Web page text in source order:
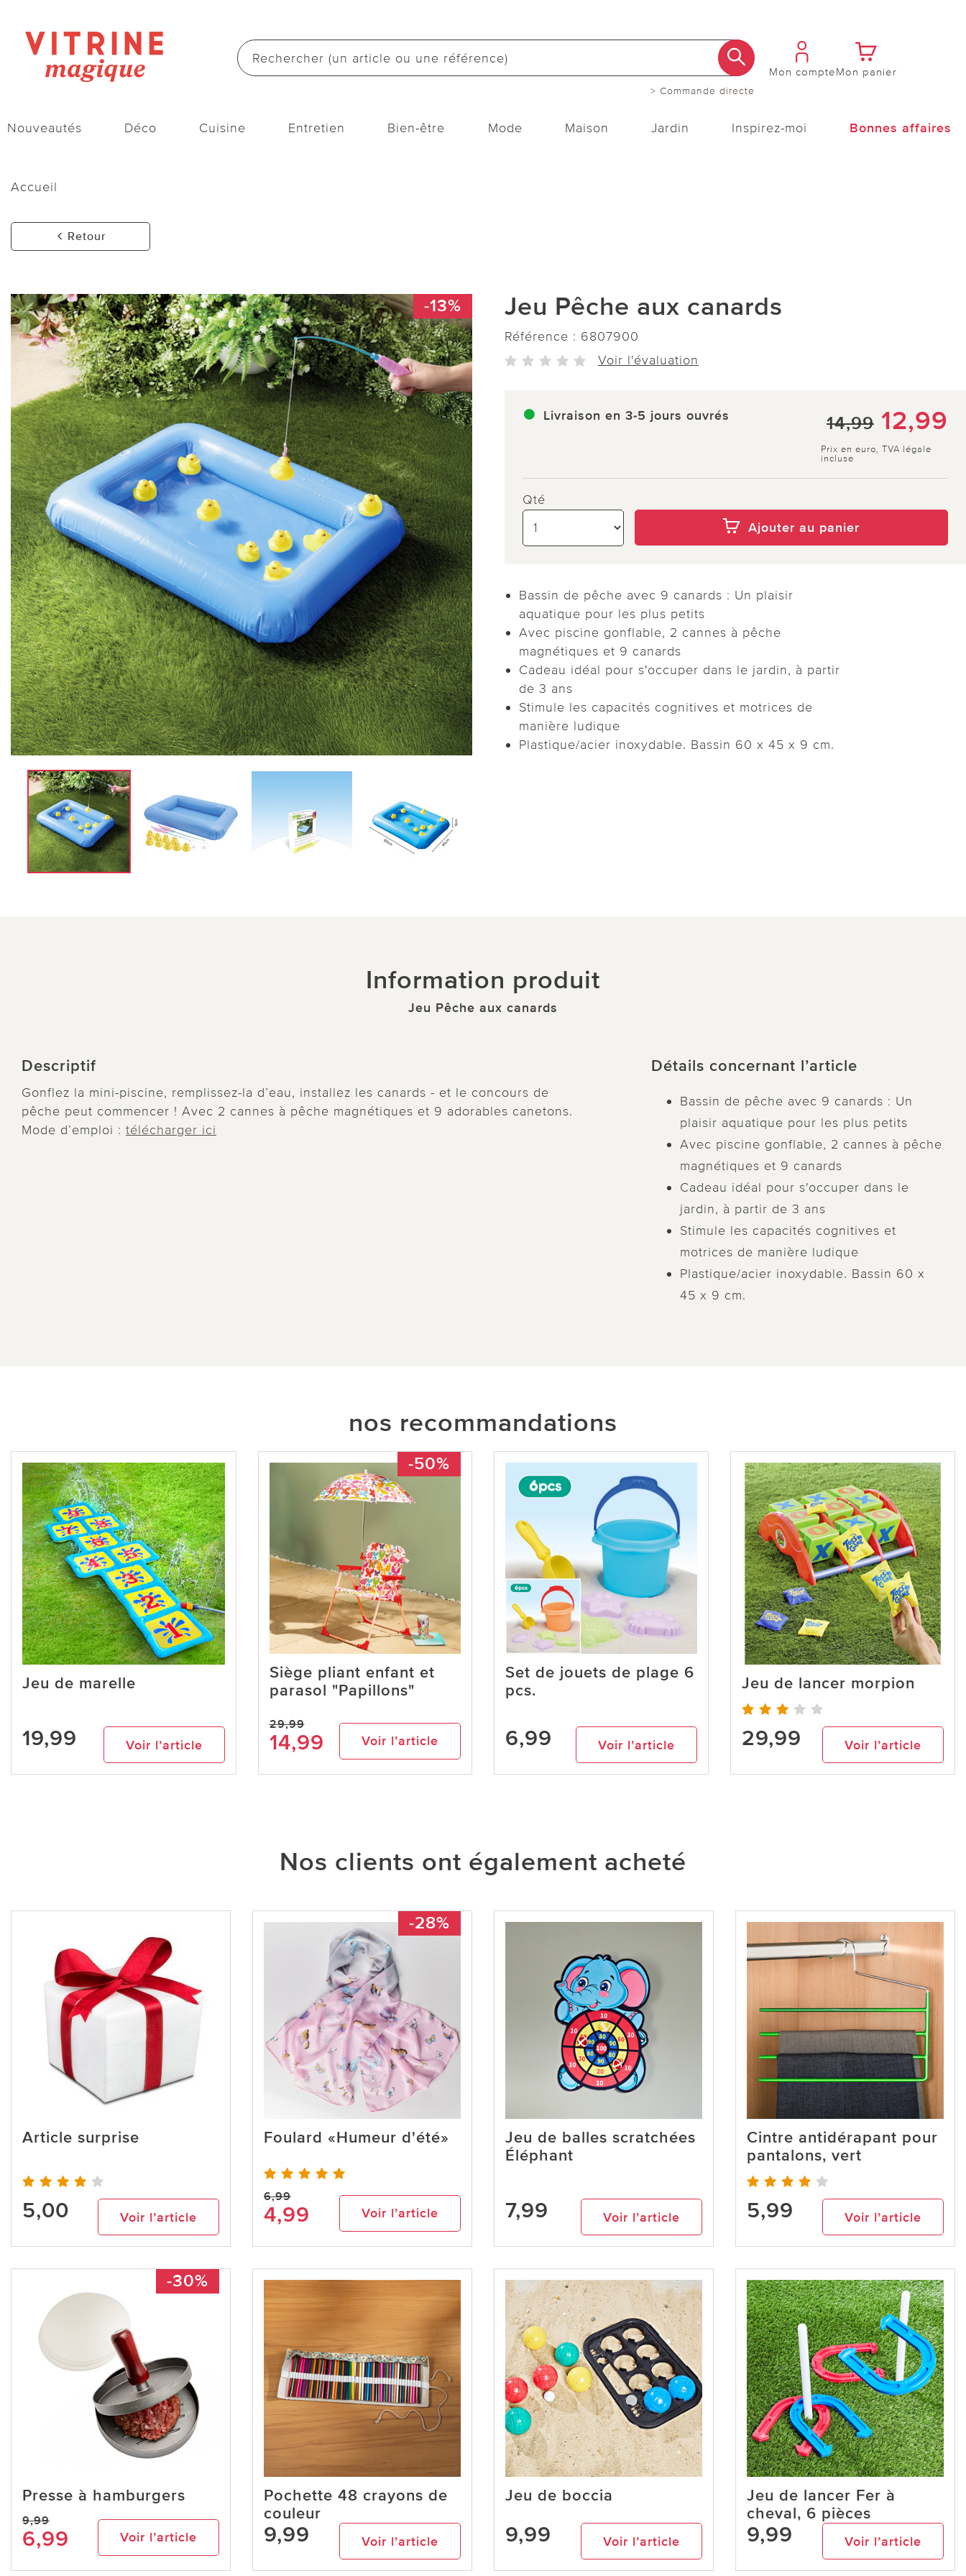
> Commande directe
Mon compteMon panier
Nouveautés Déco Cuisine Entretien Bien-être Mode Maison Jardin Inspirez-moi Bonnes affaires
Accueil
Retour
-13% Jeu Pêche aux canards
Référence : 6807900
Voir l'évaluation
Livraison en 3-5 jours ouvrés 14,99 12,99
Prix en euro, TVA légale
incluse
Qté
Ajouter au panier
Bassin de pêche avec 9 canards : Un plaisir
aquatique pour les plus petits
Avec piscine gonflable, 2 cannes à pêche
magnétiques et 9 canards
Cadeau idéal pour s'occuper dans le jardin, à partir
de 3 ans
Stimule les capacités cognitives et motrices de
manière ludique
Plastique/acier inoxydable. Bassin 60 x 45 x 9 cm.
Information produit
Jeu Pêche aux canards
Descriptif
Gonflez la mini-piscine, remplissez-la d’eau, installez les canards - et le concours de
pêche peut commencer ! Avec 2 cannes à pêche magnétiques et 9 adorables canetons.
Mode d’emploi : télécharger ici
Détails concernant l’article
Bassin de pêche avec 9 canards : Un
plaisir aquatique pour les plus petits
Avec piscine gonflable, 2 cannes à pêche
magnétiques et 9 canards
Cadeau idéal pour s'occuper dans le
jardin, à partir de 3 ans
Stimule les capacités cognitives et
motrices de manière ludique
Plastique/acier inoxydable. Bassin 60 x
45 x 9 cm.
nos recommandations
Jeu de marelle
19,99 Voir l’article
-50%
Siège pliant enfant et
parasol "Papillons"
29,99
14,99 Voir l’article
Set de jouets de plage 6
pcs.
6,99 Voir l’article
Jeu de lancer morpion
29,99 Voir l’article
Nos clients ont également acheté
Article surprise
5,00 Voir l’article
-28%
Foulard «Humeur d'été»
6,99
4,99 Voir l’article
Jeu de balles scratchées
Éléphant
7,99 Voir l’article
Cintre antidérapant pour
pantalons, vert
5,99 Voir l’article
-30%
Presse à hamburgers
9,99
6,99 Voir l’article
Pochette 48 crayons de
couleur
9,99 Voir l’article
Jeu de boccia
9,99 Voir l’article
Jeu de lancer Fer à
cheval, 6 pièces
9,99 Voir l’article